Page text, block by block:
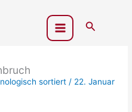
Suchen
sortiert / 22. Januar